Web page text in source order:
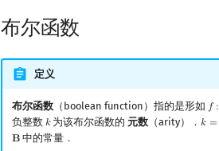
布尔函数
定义
布尔函数（boolean function）指的是形如 𝑓 :
f: B
负整数 𝑘
k为该布尔函数的元数 （arity）．𝑘 =
k =1
𝐁
B中的常量．